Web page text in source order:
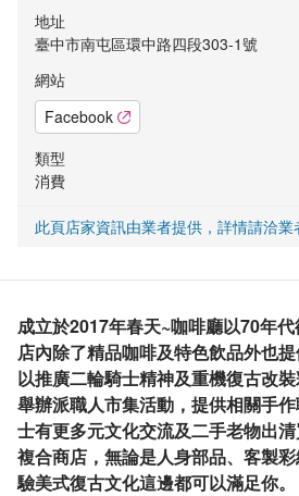
地址
臺中市南屯區環中路四段303-1號
網站
Facebook
類型
消費
此頁店家資訊由業者提供，詳情請洽業
成立於2017年春天~咖啡廳以70年
店內除了精品咖啡及特色飲品外也提
以推廣二輪騎士精神及重機復古改
舉辦派職人市集活動，提供相關手
士有更多元文化交流及二手老物出
複合商店，無論是人身部品、客製
驗美式復古文化這邊都可以滿足你。